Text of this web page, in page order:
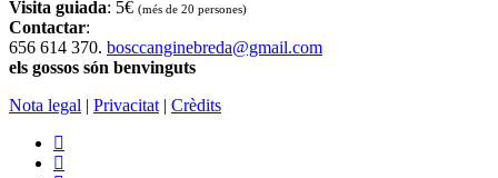
Visita guiada: 5€ (més de 20 persones)
Contactar:
656 614 370. bosccanginebreda@gmail.com
els gossos són benvinguts
Nota legal | Privacitat | Crèdits